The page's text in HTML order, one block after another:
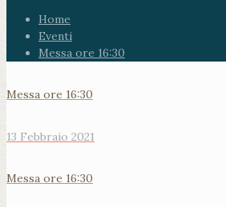
Home
Eventi
Messa ore 16:30
Messa ore 16:30
13 Febbraio 2021
Messa ore 16:30